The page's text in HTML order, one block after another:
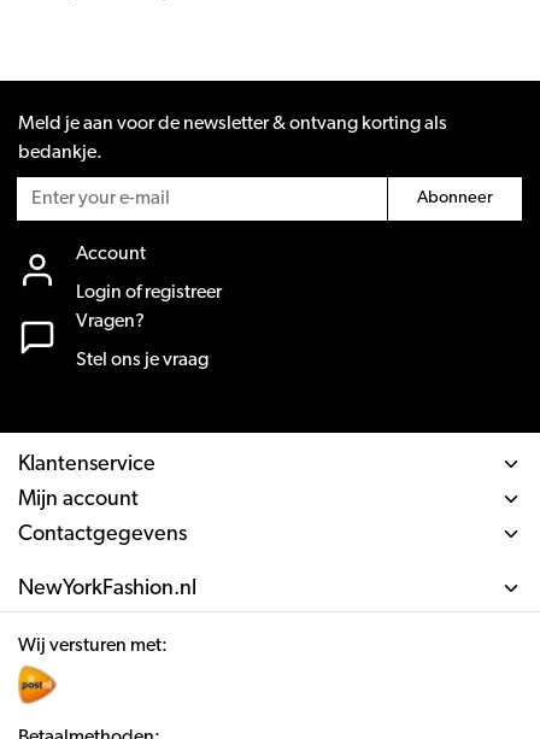
Meld je aan voor de newsletter & ontvang korting als
bedankje.
Abonneer
Account
Login of registreer
Vragen?
Stel ons je vraag
Klantenservice
Mijn account
Contactgegevens
NewYorkFashion.nl
Wij versturen met: